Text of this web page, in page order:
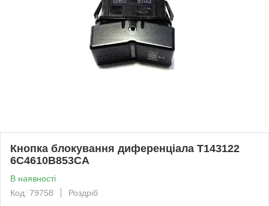
Кнопка блокування диференціала T143122
6C4610B853CA
В наявності
Код: 79758
Роздріб